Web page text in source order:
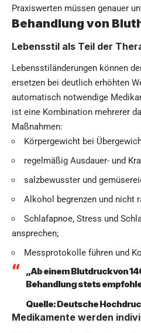
Praxiswerten müssen genauer
Behandlung von
Lebensstil als Teil der
Lebensstiländerungen können
ersetzen bei deutlich erhöhten
automatisch notwendige
ist eine Kombination mehrerer
Maßnahmen:
Körpergewicht bei
regelmäßig Ausdauer- und
salzbewusster und
Alkohol begrenzen und nicht
Schlafapnoe, Stress und
ansprechen;
Messprotokolle führen und
„Ab einem Blutdruck von
Behandlung stets
Quelle:Deutsche
Medikamente werden